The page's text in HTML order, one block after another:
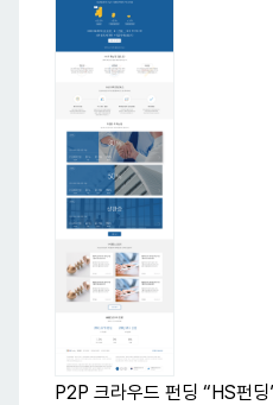
P2P 크라우드 펀딩 “HS펀